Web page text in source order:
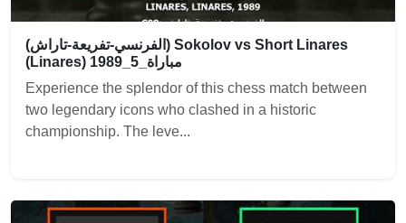
(الفرنسي-تفريعة-تاراش) Sokolov vs Short Linares
(Linares) 1989_مباراة_5
Experience the splendor of this chess match between
two legendary icons who clashed in a historic
championship. The leve...